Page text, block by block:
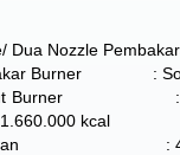
:
Dua Nozzle
Burner :
Burner :
kcal
: 415-